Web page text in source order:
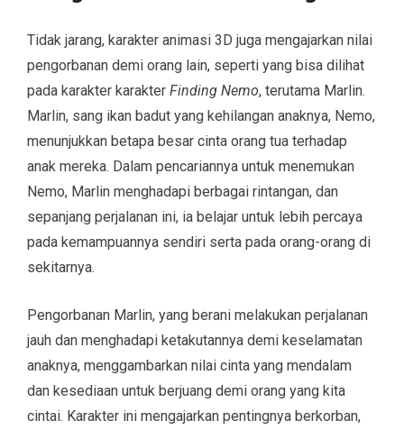
Tidak jarang, karakter animasi 3D juga mengajarkan nilai
pengorbanan demi orang lain, seperti yang bisa dilihat
pada karakter karakter Finding Nemo, terutama Marlin.
Marlin, sang ikan badut yang kehilangan anaknya, Nemo,
menunjukkan betapa besar cinta orang tua terhadap
anak mereka. Dalam pencariannya untuk menemukan
Nemo, Marlin menghadapi berbagai rintangan, dan
sepanjang perjalanan ini, ia belajar untuk lebih percaya
pada kemampuannya sendiri serta pada orang-orang di
sekitarnya.
Pengorbanan Marlin, yang berani melakukan perjalanan
jauh dan menghadapi ketakutannya demi keselamatan
anaknya, menggambarkan nilai cinta yang mendalam
dan kesediaan untuk berjuang demi orang yang kita
cintai. Karakter ini mengajarkan pentingnya berkorban,